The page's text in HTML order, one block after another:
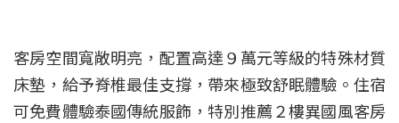
客房空間寬敞明亮，配置高達９萬元等級的特殊材質
床墊，給予脊椎最佳支撐，帶來極致舒眠體驗。住宿
可免費體驗泰國傳統服飾，特別推薦２樓異國風客房